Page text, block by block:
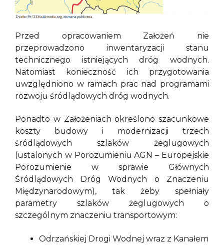
Przed opracowaniem Założeń nie
przeprowadzono inwentaryzacji stanu
technicznego istniejących dróg wodnych.
Natomiast konieczność ich przygotowania
uwzględniono w ramach prac nad programami
rozwoju śródlądowych dróg wodnych.
Ponadto w Założeniach określono szacunkowe
koszty budowy i modernizacji trzech
śródlądowych szlaków żeglugowych
(ustalonych w Porozumieniu AGN – Europejskie
Porozumienie w sprawie Głównych
Śródlądowych Dróg Wodnych o Znaczeniu
Międzynarodowym), tak żeby spełniały
parametry szlaków żeglugowych o
szczególnym znaczeniu transportowym:
Odrzańskiej Drogi Wodnej wraz z Kanałem